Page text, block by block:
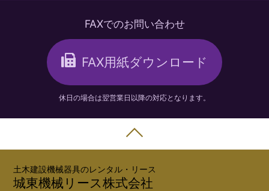
FAXでのお問い合わせ
FAX用紙ダウンロード
休日の場合は翌営業日以降の対応となります。
土木建設機械器具のレンタル・リース
城東機械リース株式会社